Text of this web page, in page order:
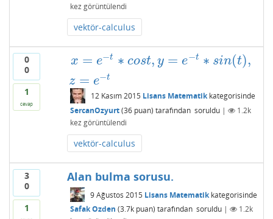
kez görüntülendi
vektör-calculus
0
0
1
cevap
x = e−t ∗ cost, y = e−t ∗ sin(t),
z = e−t
x= e− t∗cos t,y=e−t∗ sin (t),z =e −t
12 Kasım 2015 Lisans Matematikkategorisinde
SercanOzyurt (36puan) tarafından soruldu |
1.2k
kez görüntülendi
vektör-calculus
3
0
1
Alan bulma sorusu.
9 Ağustos 2015 Lisans Matematikkategorisinde
Safak Ozden (3.7kpuan) tarafından soruldu |
1.2k